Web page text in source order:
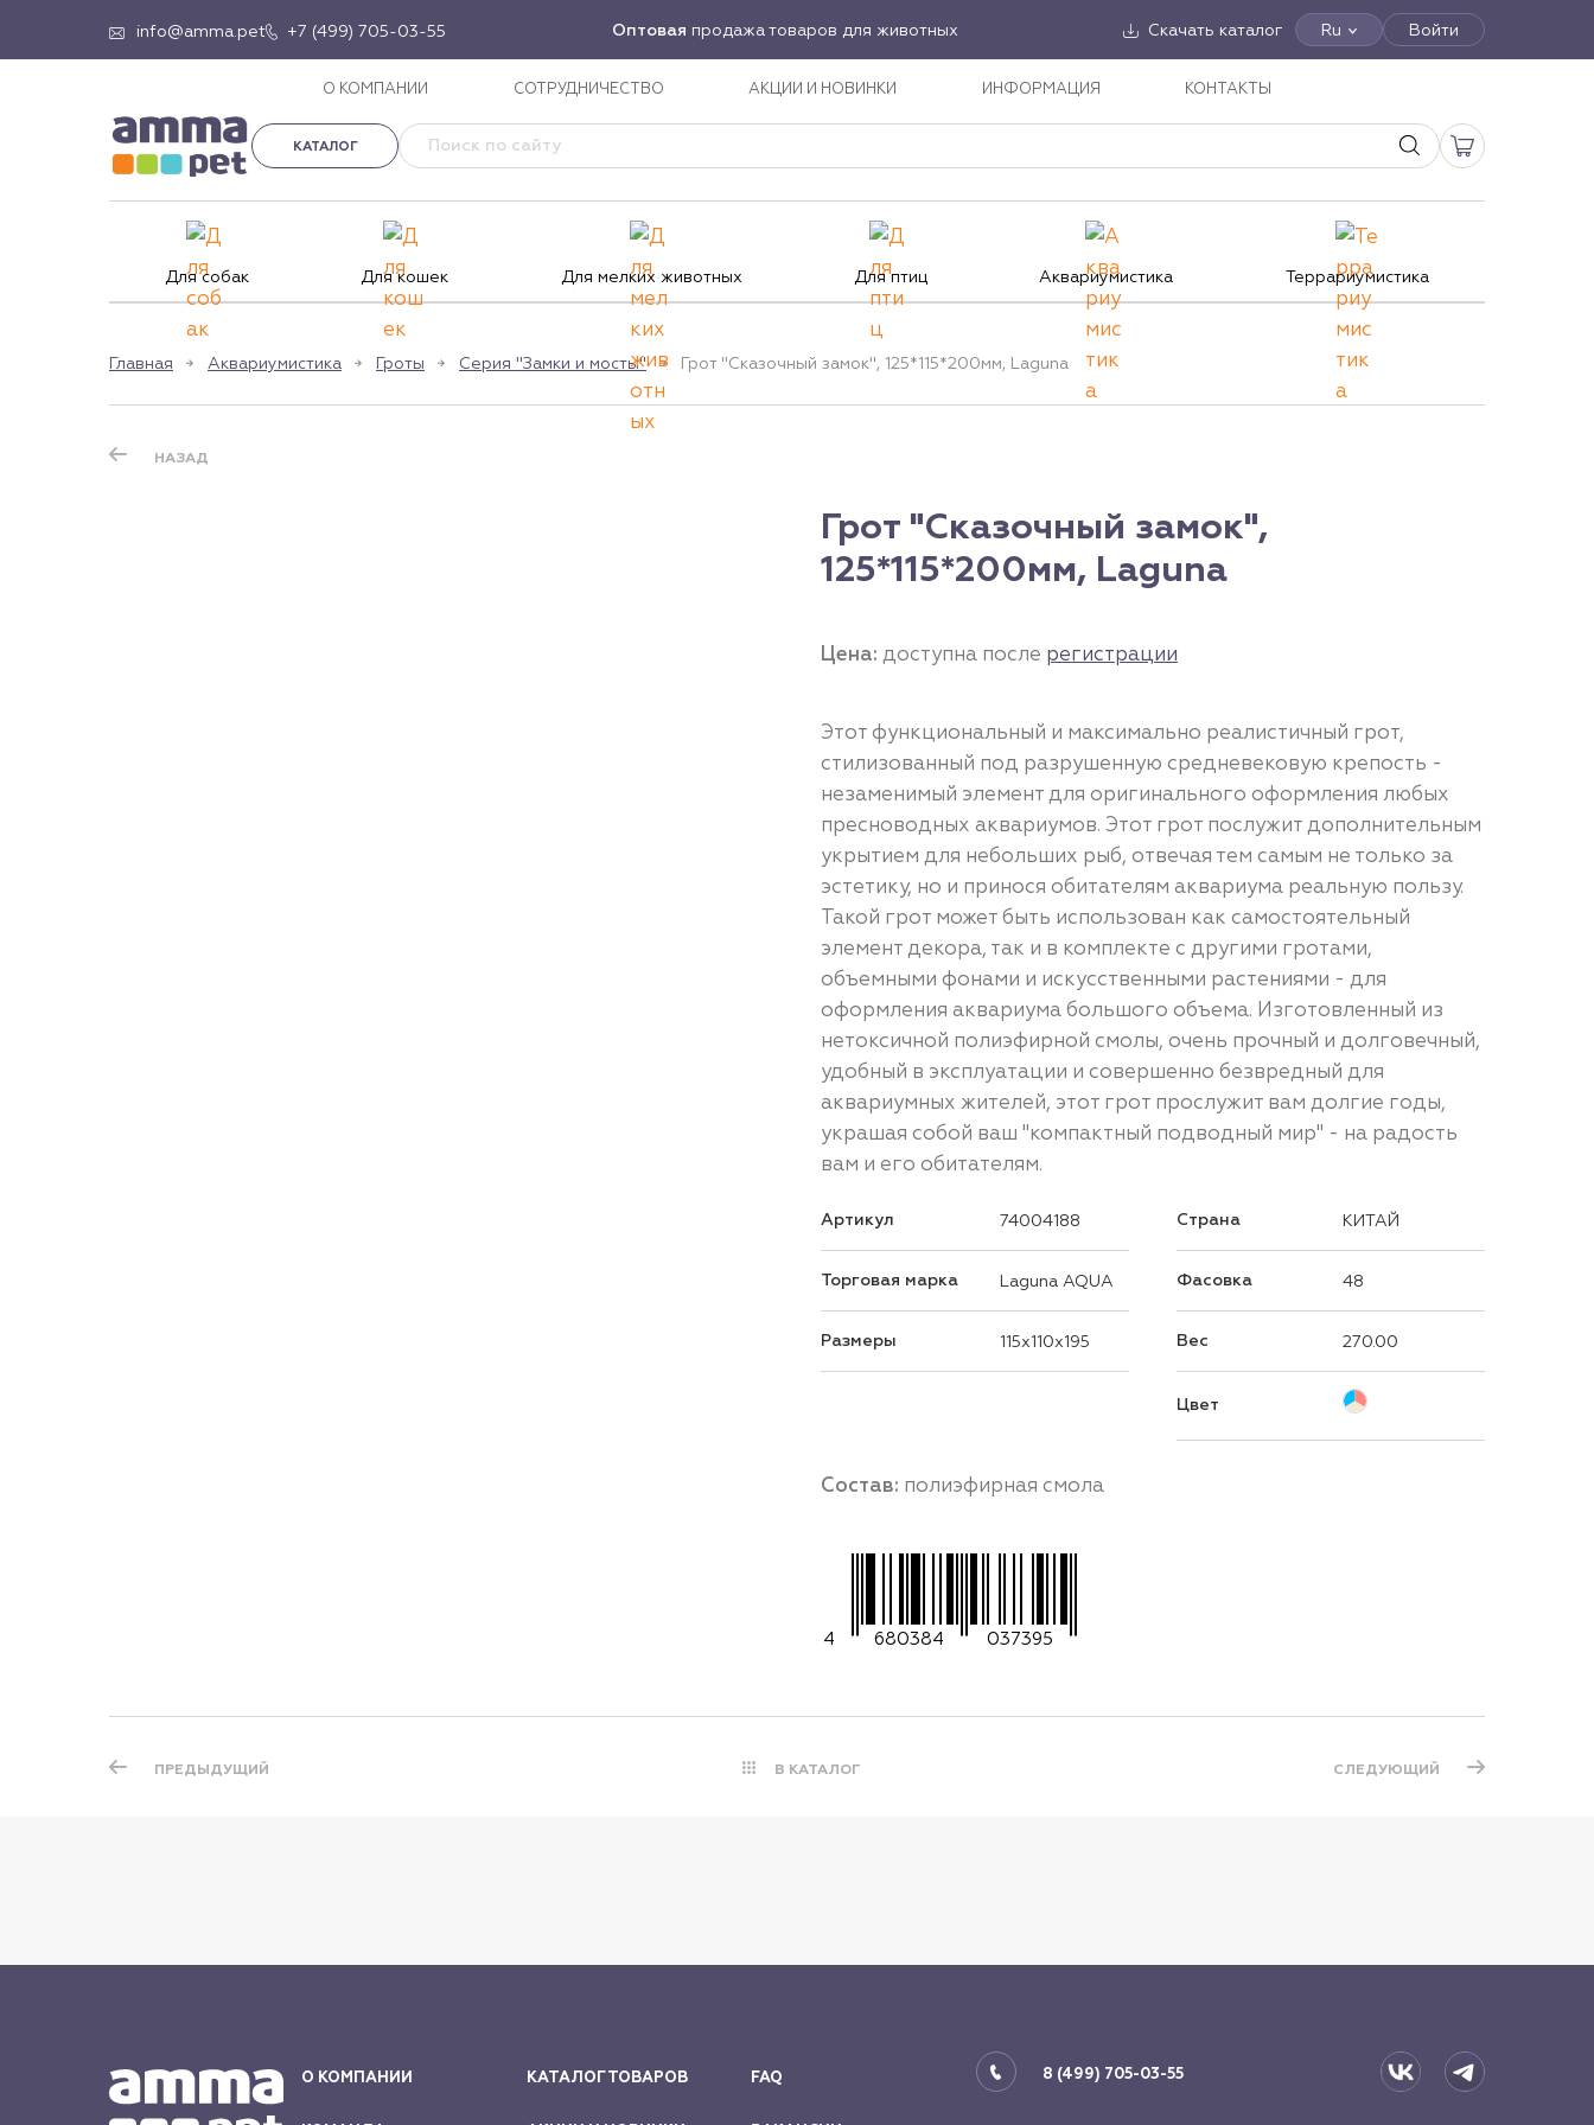
info@amma.pet +7 (499) 705-03-55 Оптовая продажа товаров для животных Скачать каталог Ru Войти
О КОМПАНИИ СОТРУДНИЧЕСТВО АКЦИИ И НОВИНКИ ИНФОРМАЦИЯ КОНТАКТЫ
КАТАЛОГ
Для собак Для кошек Для мелких животных Для птиц Аквариумистика Террариумистика
Главная Аквариумистика Гроты Серия "Замки и мосты" Грот "Сказочный замок", 125*115*200мм, Laguna
НАЗАД
Грот "Сказочный замок",
125*115*200мм, Laguna
Цена: доступна после регистрации
Этот функциональный и максимально реалистичный грот,
стилизованный под разрушенную средневековую крепость -
незаменимый элемент для оригинального оформления любых
пресноводных аквариумов. Этот грот послужит дополнительным
укрытием для небольших рыб, отвечая тем самым не только за
эстетику, но и принося обитателям аквариума реальную пользу.
Такой грот может быть использован как самостоятельный
элемент декора, так и в комплекте с другими гротами,
объемными фонами и искусственными растениями - для
оформления аквариума большого объема. Изготовленный из
нетоксичной полиэфирной смолы, очень прочный и долговечный,
удобный в эксплуатации и совершенно безвредный для
аквариумных жителей, этот грот прослужит вам долгие годы,
украшая собой ваш "компактный подводный мир" - на радость
вам и его обитателям.
Артикул 74004188
Торговая марка Laguna AQUA
Размеры 115x110x195
Страна КИТАЙ
Фасовка 48
Вес 270.00
Цвет
Состав: полиэфирная смола
4 680384 037395
ПРЕДЫДУЩИЙ В КАТАЛОГ СЛЕДУЮЩИЙ
О КОМПАНИИ КАТАЛОГ ТОВАРОВ FAQ 8 (499) 705-03-55